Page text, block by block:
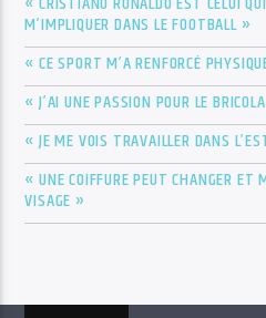
M’IMPLIQUER DANS LE FOOTBALL »
« CE SPORT M’A RENFORCÉ
« J’AI UNE PASSION POUR LE
« JE ME VOIS TRAVAILLER DANS
« UNE COIFFURE PEUT CHANGER ET
VISAGE »